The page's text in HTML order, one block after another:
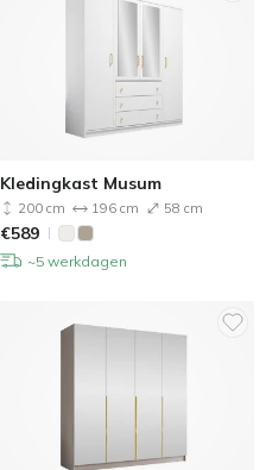
Kledingkast Musum
200 cm 196 cm 58 cm
€589
~5 werkdagen